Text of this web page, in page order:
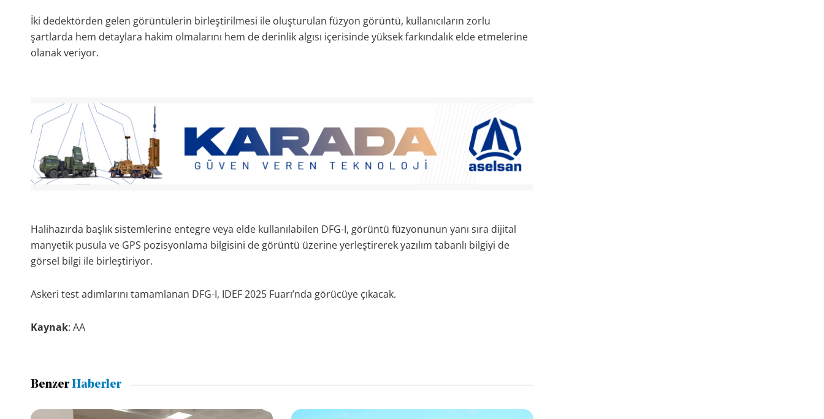
İki dedektörden gelen görüntülerin birleştirilmesi ile oluşturulan füzyon görüntü, kullanıcıların zorlu
şartlarda hem detaylara hakim olmalarını hem de derinlik algısı içerisinde yüksek farkındalık elde etmelerine
olanak veriyor.
Halihazırda başlık sistemlerine entegre veya elde kullanılabilen DFG-I, görüntü füzyonunun yanı sıra dijital
manyetik pusula ve GPS pozisyonlama bilgisini de görüntü üzerine yerleştirerek yazılım tabanlı bilgiyi de
görsel bilgi ile birleştiriyor.
Askeri test adımlarını tamamlanan DFG-I, IDEF 2025 Fuarı’nda görücüye çıkacak.
Kaynak: AA
BenzerHaberler